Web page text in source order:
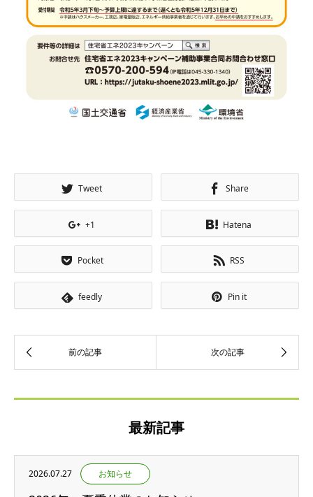
Tweet Share
+1 Hatena
Pocket RSS
feedly Pin it
最新記事
2026.07.27 お知らせ